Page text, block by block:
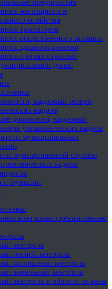
предприятия
жилищного и
хозяйства
транспорта
общественного питания
здравоохранения
прочих отраслей
долей
кадровый резерв,
кадров
должности, кадровый
управленческих кадров
муниципальных
муниципальной службы
кадров
и функции
контрольно-ревизионным
контроль
лесной контроль
жилищный контроль
земельный контроль
контроль в области охраны